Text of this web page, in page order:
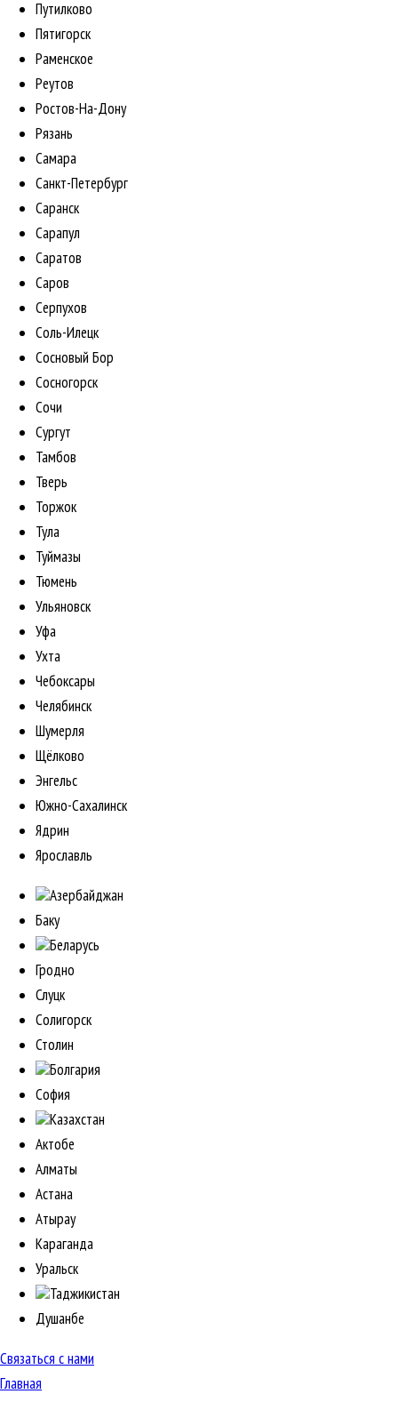
Путилково
Пятигорск
Раменское
Реутов
Ростов-На-Дону
Рязань
Самара
Санкт-Петербург
Саранск
Сарапул
Саратов
Саров
Серпухов
Соль-Илецк
Сосновый Бор
Сосногорск
Сочи
Сургут
Тамбов
Тверь
Торжок
Тула
Туймазы
Тюмень
Ульяновск
Уфа
Ухта
Чебоксары
Челябинск
Шумерля
Щёлково
Энгельс
Южно-Сахалинск
Ядрин
Ярославль
Азербайджан
Баку
Беларусь
Гродно
Слуцк
Солигорск
Столин
Болгария
София
Казахстан
Актобе
Алматы
Астана
Атырау
Караганда
Уральск
Таджикистан
Душанбе
Связаться с нами
Главная